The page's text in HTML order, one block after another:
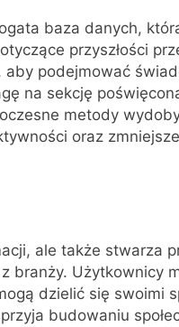
baza danych,
przyszłości
podejmować
na sekcję
metody
oraz
ale także stwarza
branży. Użytkownicy
dzielić się swoimi
budowaniu